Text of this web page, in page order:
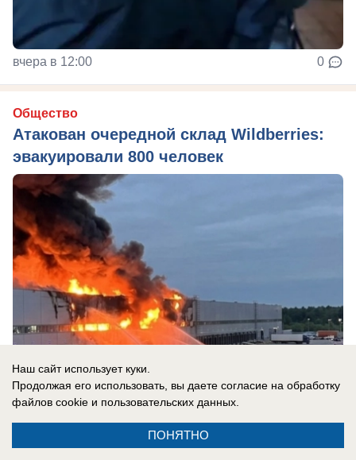
вчера в 12:00 0
Общество
Атакован очередной склад Wildberries:
эвакуировали 800 человек
Наш сайт использует куки.
Продолжая его использовать, вы даете согласие на обработку
файлов cookie и пользовательских данных.
ПОНЯТНО